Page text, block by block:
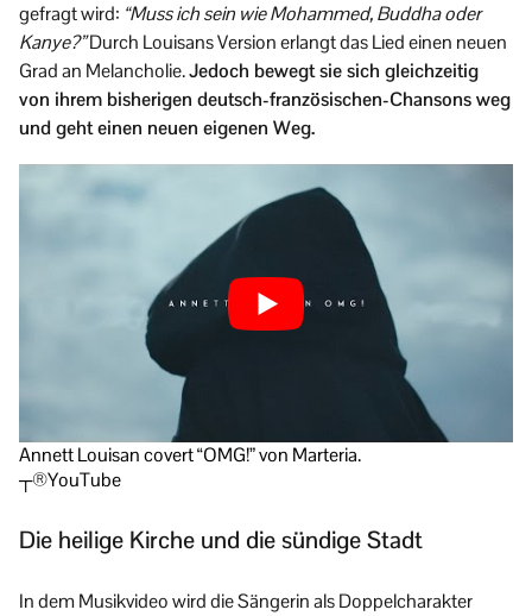
gefragt wird: “Muss ich sein wie Mohammed, Buddha oder
Kanye?”Durch Louisans Version erlangt das Lied einen neuen
Grad an Melancholie.Jedoch bewegt sie sich gleichzeitig
von ihrem bisherigen deutsch-französischen-Chansons weg
und geht einen neuen eigenen Weg.
Annett Louisan covert “OMG!” von Marteria.
┬®YouTube
Die heilige Kirche und die sündige Stadt
In dem Musikvideo wird die Sängerin als Doppelcharakter